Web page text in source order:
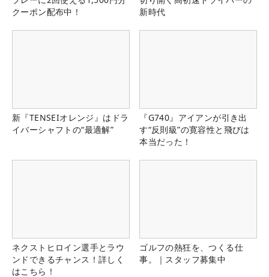
クーポン配布中！
新時代
新『TENSEIオレンジ』はドラ
イバーシャフトの“最適解”
『G740』アイアンが引き出
す“反則級”の寛容性と飛びは
本当だった！
ネクストヒロイン選手とラウ
ンドできるチャンス！詳しく
はこちら！
ゴルフの熱狂を、つくる仕
事。｜スタッフ募集中